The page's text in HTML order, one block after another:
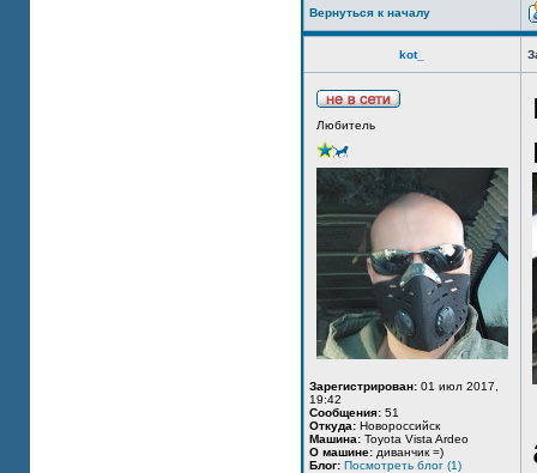
Вернуться к началу
kot_
Любитель
Зарегистрирован: 01 июл 2017,
19:42
Сообщения: 51
Откуда: Новороссийск
Машина: Toyota Vista Ardeo
О машине: диванчик =)
Блог: Посмотреть блог (1)